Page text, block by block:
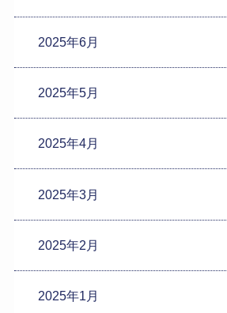
2025年6月
2025年5月
2025年4月
2025年3月
2025年2月
2025年1月